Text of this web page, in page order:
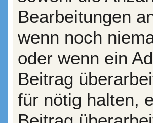
Bearbeitungen
wenn noch
oder wenn ein
Beitrag
für nötig halten,